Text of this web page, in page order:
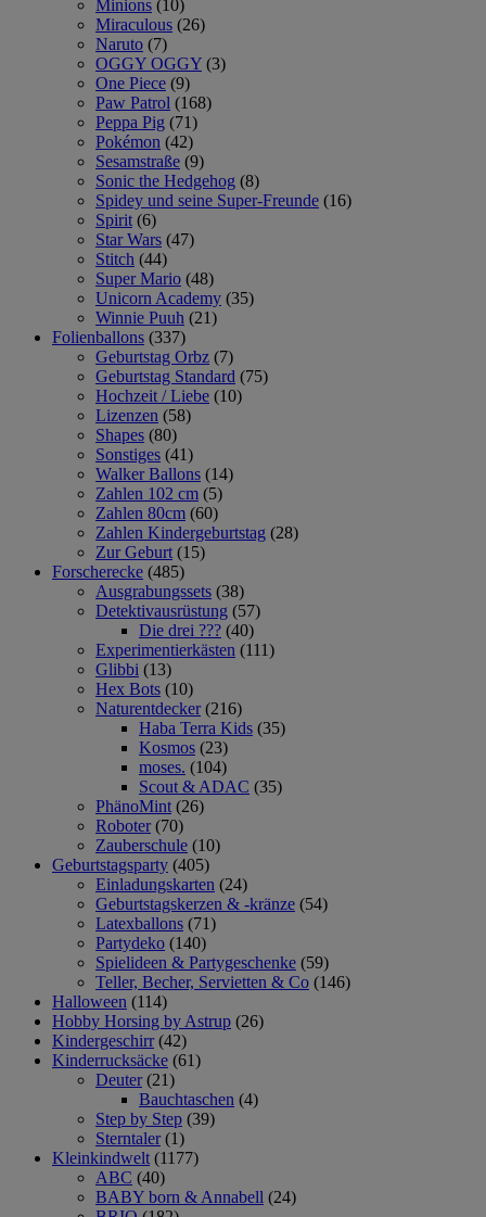
Minions (10)
Miraculous (26)
Naruto (7)
OGGY OGGY (3)
One Piece (9)
Paw Patrol (168)
Peppa Pig (71)
Pokémon (42)
Sesamstraße (9)
Sonic the Hedgehog (8)
Spidey und seine Super-Freunde (16)
Spirit (6)
Star Wars (47)
Stitch (44)
Super Mario (48)
Unicorn Academy (35)
Winnie Puuh (21)
Folienballons (337)
Geburtstag Orbz (7)
Geburtstag Standard (75)
Hochzeit / Liebe (10)
Lizenzen (58)
Shapes (80)
Sonstiges (41)
Walker Ballons (14)
Zahlen 102 cm (5)
Zahlen 80cm (60)
Zahlen Kindergeburtstag (28)
Zur Geburt (15)
Forscherecke (485)
Ausgrabungssets (38)
Detektivausrüstung (57)
Die drei ??? (40)
Experimentierkästen (111)
Glibbi (13)
Hex Bots (10)
Naturentdecker (216)
Haba Terra Kids (35)
Kosmos (23)
moses. (104)
Scout & ADAC (35)
PhänoMint (26)
Roboter (70)
Zauberschule (10)
Geburtstagsparty (405)
Einladungskarten (24)
Geburtstagskerzen & -kränze (54)
Latexballons (71)
Partydeko (140)
Spielideen & Partygeschenke (59)
Teller, Becher, Servietten & Co (146)
Halloween (114)
Hobby Horsing by Astrup (26)
Kindergeschirr (42)
Kinderrucksäcke (61)
Deuter (21)
Bauchtaschen (4)
Step by Step (39)
Sterntaler (1)
Kleinkindwelt (1177)
ABC (40)
BABY born & Annabell (24)